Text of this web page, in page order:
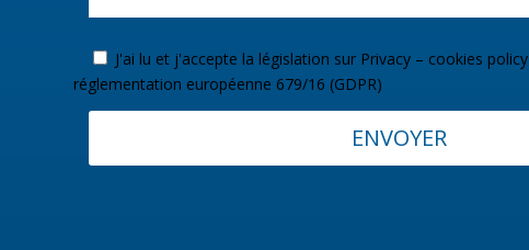
J'ai lu et j'accepte la législation sur Privacy – cookies policy
réglementation européenne 679/16 (GDPR)
ENVOYER